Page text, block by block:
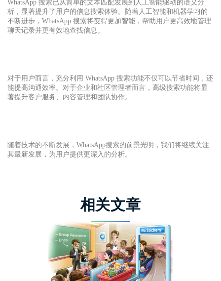
WhatsApp 搜索已从简单的文本匹配发展到人工智能驱动的语义分
析，显著提升了用户的信息搜索体验。随着人工智能和机器学习的
不断进步，WhatsApp 搜索将变得更加智能，帮助用户更高效地管理
聊天记录并更有效地查找信息。
对于用户而言，充分利用 WhatsApp 搜索功能不仅可以节省时间，还
能提高沟通效率。对于企业和社区管理者而言，高级搜索功能将显
著提升客户服务、内容管理和团队协作。
随着技术的不断发展，WhatsApp搜索的前景光明，我们将继续关注
其最新发展，为用户提供更深入的分析。
相关文章